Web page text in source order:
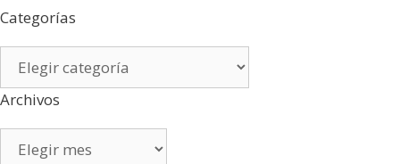
Categorías
Archivos